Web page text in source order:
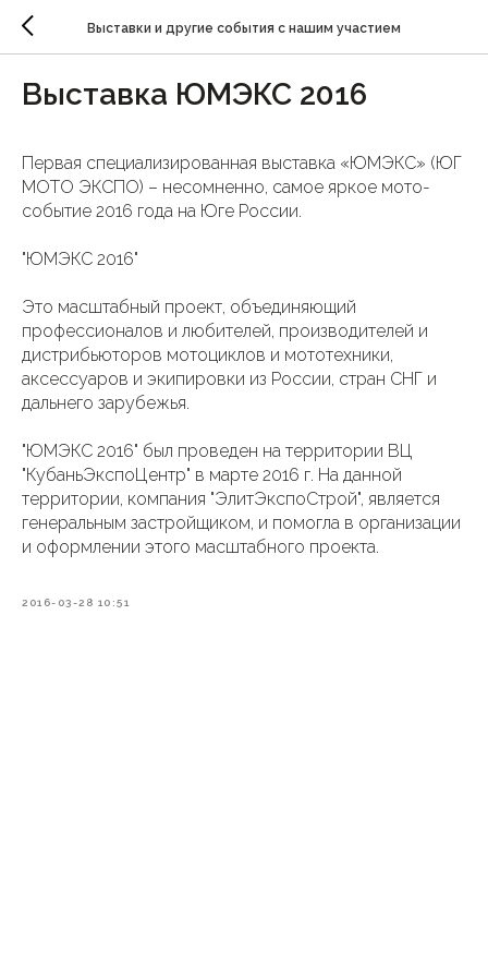
Выставки и другие события с нашим участием
Выставка ЮМЭКС 2016
Первая специализированная выставка «ЮМЭКС» (ЮГ
МОТО ЭКСПО) – несомненно, самое яркое мото-
событие 2016 года на Юге России.
"ЮМЭКС 2016"
Это масштабный проект, объединяющий
профессионалов и любителей, производителей и
дистрибьюторов мотоциклов и мототехники,
аксессуаров и экипировки из России, стран СНГ и
дальнего зарубежья.
"ЮМЭКС 2016" был проведен на территории ВЦ
"КубаньЭкспоЦентр" в марте 2016 г. На данной
территории, компания "ЭлитЭкспоСтрой", является
генеральным застройщиком, и помогла в организации
и оформлении этого масштабного проекта.
2016-03-28 10:51